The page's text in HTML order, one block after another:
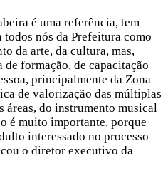
é uma referência, tem
nós da Prefeitura como
da arte, da cultura, mas,
formação, de capacitação
principalmente da Zona
de valorização das múltiplas
áreas, do instrumento musical
é muito importante, porque
interessado no processo
o diretor executivo da